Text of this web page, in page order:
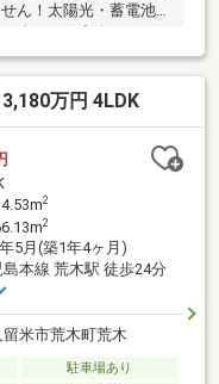
ん！太陽光・蓄電池付
です！！一度、ご案内
ます！～・～・おすす
…徒歩7分■荒木小学校
セブンイレブン久留米
始めるご家族の方にぴ
ください！
万円 4LDK
2
2
5月(築1年4ヶ月)
島本線 荒木駅 徒歩24分
米市荒木町荒木
駐車場あり